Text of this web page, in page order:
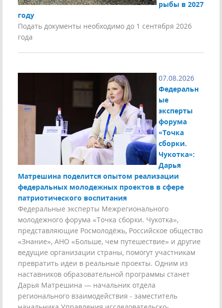
рыбы в 2027
году
Подать документы необходимо до 1 сентября 2026
года
07.08.2026
Федеральн
ые
эксперты
форума
«Точка
сборки.
Чукотка»:
Дарья
Матрешина поделится опытом реализации
федеральных молодежных проектов в сфере
патриотического воспитания
Федеральные эксперты Межрегионального
молодежного форума «Точка сборки. Чукотка»,
представляющие Росмолодёжь, Российское общество
«Знание», АНО «Больше, чем путешествие» и другие
ведущие организации страны, помогут участникам
превратить идеи в реальные проекты. Одним из
наставников образовательной программы станет
Дарья Матрешина — начальник отдела
регионального взаимодействия - заместитель